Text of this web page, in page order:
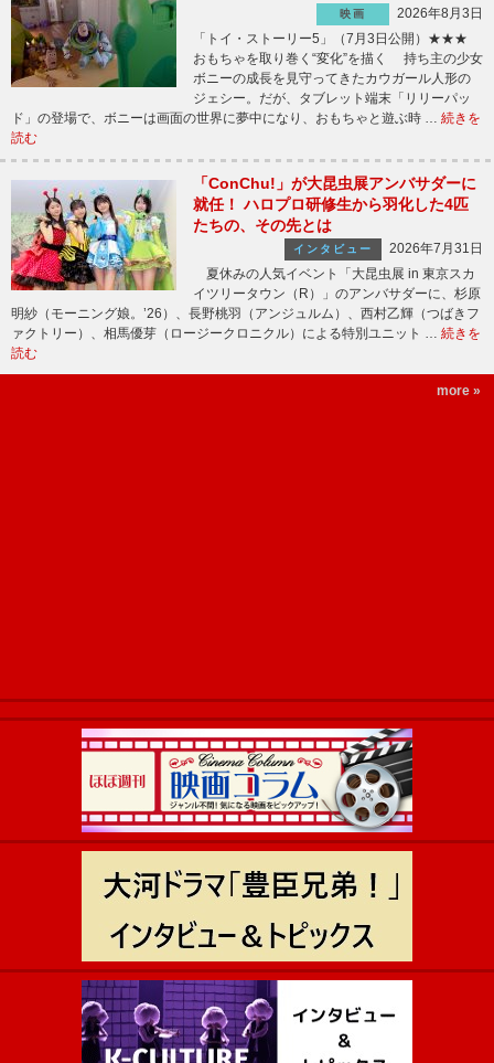
映画
2026年8月3日
「トイ・ストーリー5」（7月3日公開）★★★
おもちゃを取り巻く“変化”を描く 持ち主の少女
ボニーの成長を見守ってきたカウガール人形の
ジェシー。だが、タブレット端末「リリーパッ
ド」の登場で、ボニーは画面の世界に夢中になり、おもちゃと遊ぶ時 … 続きを
読む
「ConChu!」が大昆虫展アンバサダーに
就任！ ハロプロ研修生から羽化した4匹
たちの、その先とは
インタビュー
2026年7月31日
夏休みの人気イベント「大昆虫展 in 東京スカ
イツリータウン（R）」のアンバサダーに、杉原
明紗（モーニング娘。’26）、長野桃羽（アンジュルム）、西村乙輝（つばきフ
ァクトリー）、相馬優芽（ロージークロニクル）による特別ユニット … 続きを
読む
more »